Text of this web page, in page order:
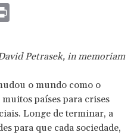
Petrasek, in memoriam
o mundo como o
países para crises
Longe de terminar, a
para que cada sociedade,